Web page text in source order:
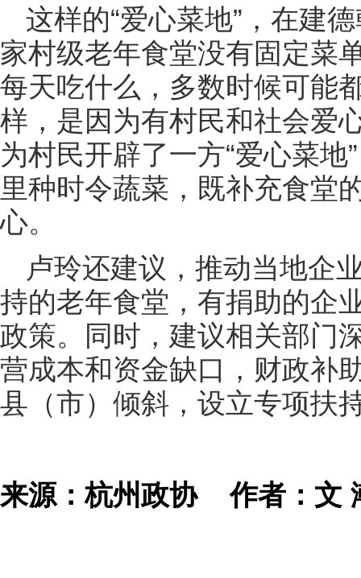
这样的“爱心菜地”，在建
家村级老年食堂没有固定菜
每天吃什么，多数时候可能
样，是因为有村民和社会爱
为村民开辟了一方“爱心菜
里种时令蔬菜，既补充食堂
心。
卢玲还建议，推动当地企
持的老年食堂，有捐助的企
政策。同时，建议相关部门
营成本和资金缺口，财政补
县（市）倾斜，设立专项扶
来源：杭州政协作者：